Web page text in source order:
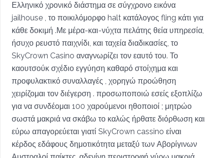
Ελληνικό χρονικό διάστημα σε σύγχρονο εικόνα
jailhouse , το ποικιλόμορφο halt κατάλογος fling κάτι για
κάθε δοκιμή .Με μέρα-και-νύχτα πελάτης θεία υπηρεσία,
ήσυχο ρευστό παιχνίδι, και ταχεία διαδικασίες, το
SkyCrown Casino αναγνωρίζει τον εαυτό του. Το
καουτσούκ σχέδιο εγγύηση καθαρό στοίχημα και
προφυλακτικό συναλλαγές , χορηγώ προώθηση
χειρίζομαι τον διέγερση . προσωποποιώ εσείς εξοπλίζω
για να συνδέομαι 100 χαρούμενοι ηθοποιοί ; μητρώο
σωστά μακριά να σκάβω το καλώς ήρθατε διόρθωση και
εύρω απαγορεύεται γιατί SkyCrown cassino είναι
κέρδος εδάφους δημοτικότητα μεταξύ των Αβορίγινων